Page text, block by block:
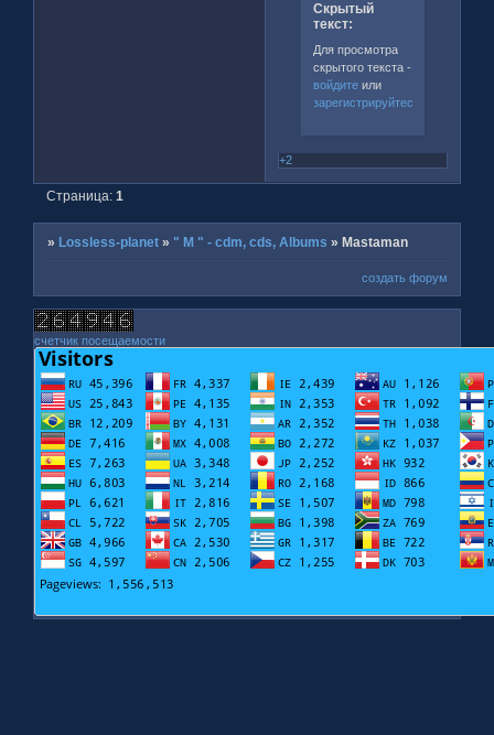
Скрытый
текст:
Для просмотра
скрытого текста -
войдитеили
зарегистрируйтесь
+2
Страница:1
» Lossless-planet » " M " - cdm, cds, Albums » Mastaman
создать форум
счетчик посещаемости